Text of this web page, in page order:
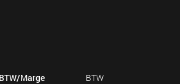
BTW/Marge
BTW